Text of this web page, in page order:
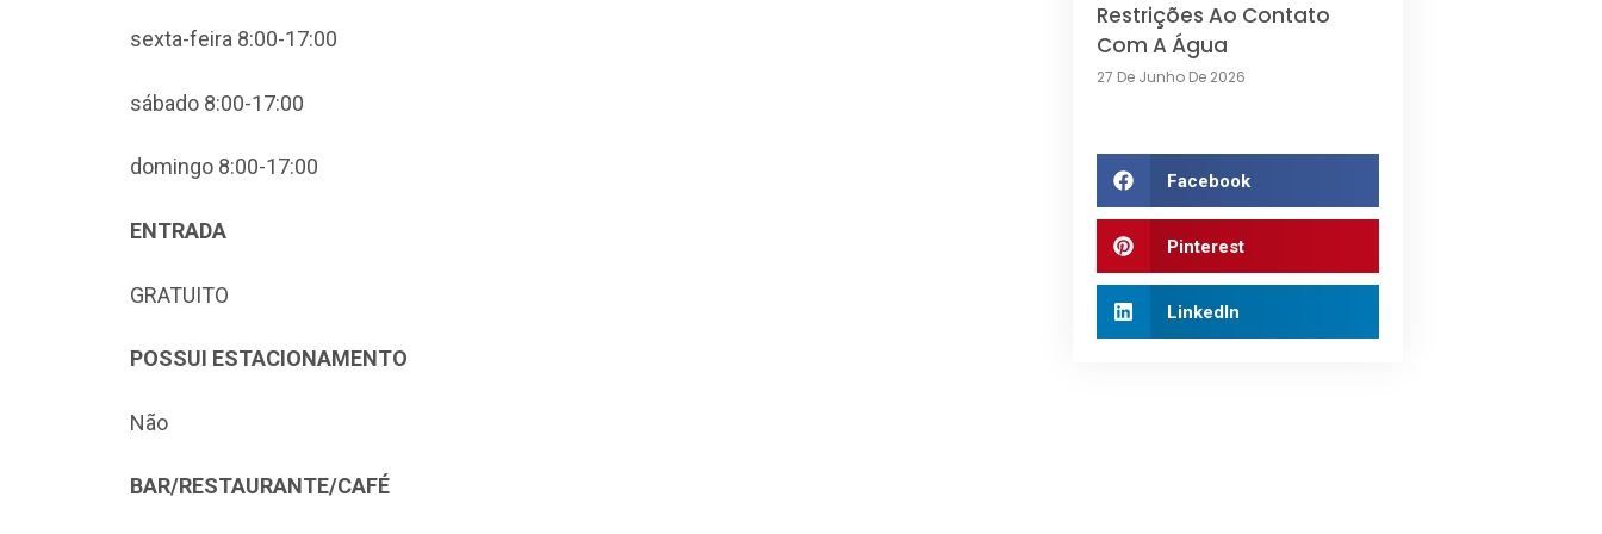
sexta-feira 8:00-17:00
sábado 8:00-17:00
domingo 8:00-17:00
ENTRADA
GRATUITO
POSSUI ESTACIONAMENTO
Não
BAR/RESTAURANTE/CAFÉ
Restrições Ao Contato
Com A Água
27 De Junho De 2026
Facebook
Pinterest
LinkedIn